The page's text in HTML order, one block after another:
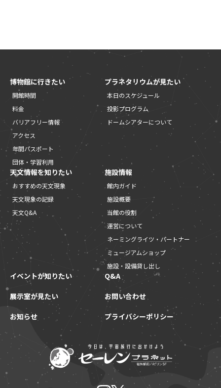
博物館に行きたい
開館時間
料金
バリアフリー情報
アクセス
年間パスポート
団体・学習利用
プラネタリウムが見たい
本日のスケジュール
投影プログラム
ドームシアターについて
天文情報を知りたい
おすすめの天文現象
天文現象の記録
天文Q&A
施設情報
館内ガイド
施設概要
当館の役割
運営について
ネーミングライツ・パートナー
ミュージアムショップ
施設・設備貸し出し
イベントが知りたい
展示室が見たい
お知らせ
Q&A
お問い合わせ
プライバシーポリシー